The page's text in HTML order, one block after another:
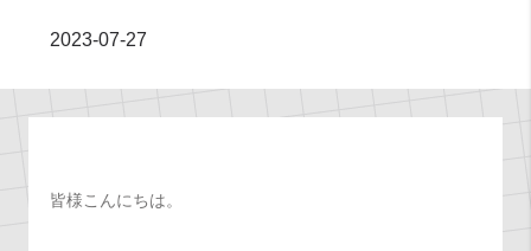
2023-07-27
皆様こんにちは。